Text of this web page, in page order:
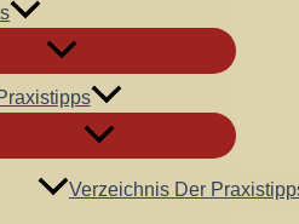
Verzeichnis Der